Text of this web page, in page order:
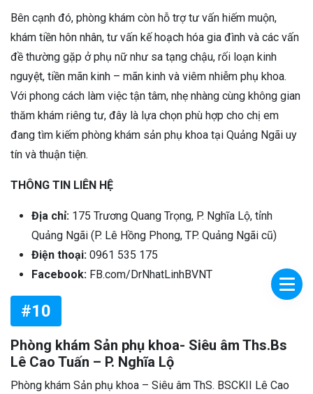
Bên cạnh đó, phòng khám còn hỗ trợ tư vấn hiếm muộn,
khám tiền hôn nhân, tư vấn kế hoạch hóa gia đình và các vấn
đề thường gặp ở phụ nữ như sa tạng chậu, rối loạn kinh
nguyệt, tiền mãn kinh – mãn kinh và viêm nhiễm phụ khoa.
Với phong cách làm việc tận tâm, nhẹ nhàng cùng không gian
thăm khám riêng tư, đây là lựa chọn phù hợp cho chị em
đang tìm kiếm phòng khám sản phụ khoa tại Quảng Ngãi uy
tín và thuận tiện.
THÔNG TIN LIÊN HỆ
Địa chỉ: 175 Trương Quang Trọng, P. Nghĩa Lộ, tỉnh
Quảng Ngãi (P. Lê Hồng Phong, TP. Quảng Ngãi cũ)
Điện thoại: 0961 535 175
Facebook: FB.com/DrNhatLinhBVNT
#10
Phòng khám Sản phụ khoa- Siêu âm Ths.Bs
Lê Cao Tuấn – P. Nghĩa Lộ
Phòng khám Sản phụ khoa – Siêu âm ThS. BSCKII Lê Cao